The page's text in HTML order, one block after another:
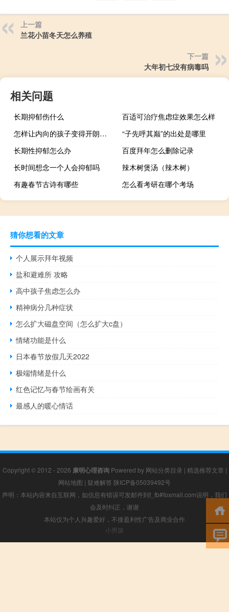
上一篇
兰花小苗冬天怎么养殖
下一篇
大年初七没有病毒吗
相关问题
长期抑郁伤什么
百适可治疗焦虑症效果怎么样
怎样让内向的孩子变得开朗一点
“子先呼其巅”的出处是哪里
长期性抑郁怎么办
百度拜年怎么删除记录
长时间想念一个人会抑郁吗
辣木树煲汤（辣木树）
有趣春节古诗有哪些
怎么看考研在哪个考场
猜你想看的文章
个人展示拜年视频
盐和避难所 攻略
高中孩子焦虑怎么办
精神病分几种症状
怎么扩大磁盘空间（怎么扩大c盘）
情绪功能是什么
日本春节放假几天2022
极端情绪是什么
红色记忆与春节绘画有关
最感人的暖心情话
Copyright © 2012 - 2026 康明心理咨询Powered by 网站分类目录 | 精选推荐文章 |
网站地图 | 疑难解答 陕ICP备05039492号
声明：本站内容来自互联网，如信息有错误可发邮件到f_fb#foxmail.com说明，我们
会及时纠正，谢谢
本站仅为个人兴趣爱好，不接盈利性广告及商业合作
小男孩